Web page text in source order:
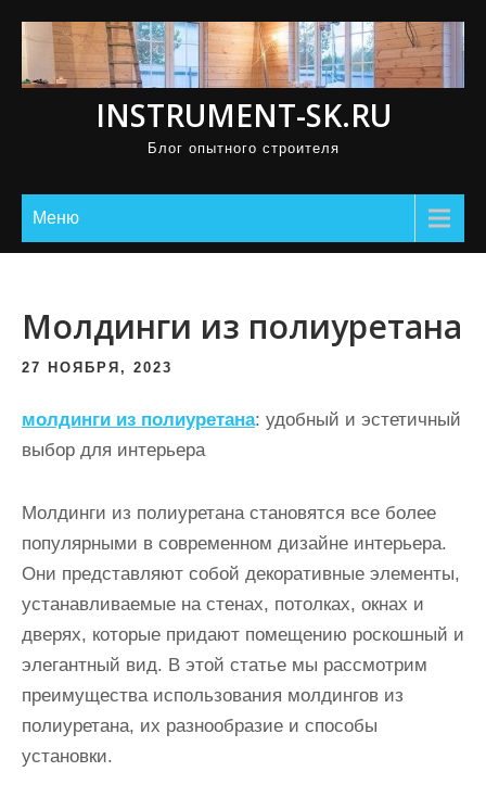
ь
INSTRUMENT-SK.RU
Блог опытного строителя
Меню
Молдинги из полиуретана
27 НОЯБРЯ, 2023
молдинги из полиуретана: удобный и эстетичный
выбор для интерьера
Молдинги из полиуретана становятся все более
популярными в современном дизайне интерьера.
Они представляют собой декоративные элементы,
устанавливаемые на стенах, потолках, окнах и
дверях, которые придают помещению роскошный и
элегантный вид. В этой статье мы рассмотрим
преимущества использования молдингов из
полиуретана, их разнообразие и способы
установки.